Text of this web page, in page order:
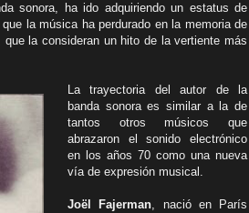
sonora, ha ido adquiriendo un estatus de
la música ha perdurado en la memoria de
la consideran un hito de la vertiente más
La trayectoria del autor de la
banda sonora es similar a la de
tantos otros músicos que
abrazaron el sonido electrónico
en los años 70 como una nueva
vía de expresión musical.
Joël Fajerman, nació en París